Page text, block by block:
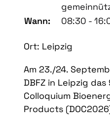
Wann:
08:30 -
Ort: Leipzig
Am 23./24.
DBFZ in Leipzig
Colloquium
Products